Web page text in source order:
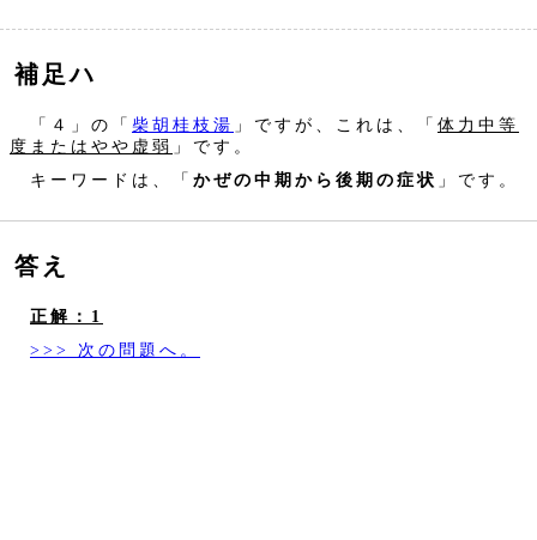
補足ハ
「４」の「 柴胡桂枝湯 」ですが、これは、「 体力中等
度またはやや虚弱 」です。
キーワードは、「 かぜの中期から後期の症状 」です。
答え
正解：1
>>> 次の問題へ。